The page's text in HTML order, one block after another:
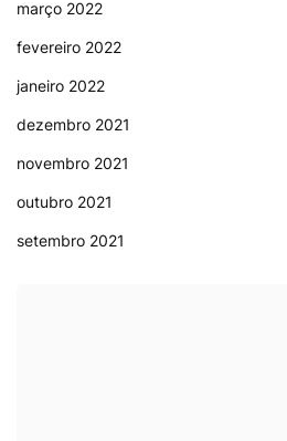
março 2022
fevereiro 2022
janeiro 2022
dezembro 2021
novembro 2021
outubro 2021
setembro 2021